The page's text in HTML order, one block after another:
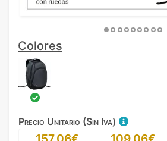
Colores
Precio Unitario (Sin Iva)